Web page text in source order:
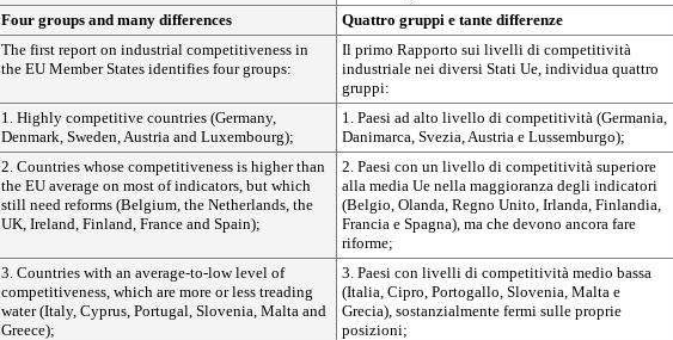
Four groups and many differences
Quattro gruppi e tante differenze
The first report on industrial competitiveness in
the EU Member States identifies four groups:
Il primo Rapporto sui livelli di competitività
industriale nei diversi Stati Ue, individua quattro
gruppi:
1. Highly competitive countries (Germany,
Denmark, Sweden, Austria and Luxembourg);
1. Paesi ad alto livello di competitività (Germania,
Danimarca, Svezia, Austria e Lussemburgo);
2. Countries whose competitiveness is higher than
the EU average on most of indicators, but which
still need reforms (Belgium, the Netherlands, the
UK, Ireland, Finland, France and Spain);
2. Paesi con un livello di competitività superiore
alla media Ue nella maggioranza degli indicatori
(Belgio, Olanda, Regno Unito, Irlanda, Finlandia,
Francia e Spagna), ma che devono ancora fare
riforme;
3. Countries with an average-to-low level of
competitiveness, which are more or less treading
water (Italy, Cyprus, Portugal, Slovenia, Malta and
Greece);
3. Paesi con livelli di competitività medio bassa
(Italia, Cipro, Portogallo, Slovenia, Malta e
Grecia), sostanzialmente fermi sulle proprie
posizioni;